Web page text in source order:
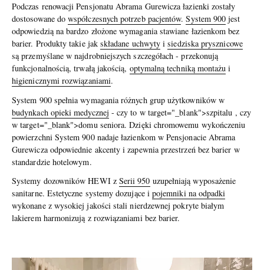
Podczas renowacji Pensjonatu Abrama Gurewicza łazienki zostały
dostosowane dowspółczesnych potrzeb pacjentów.System 900 jest
odpowiedzią na bardzo złożone wymagania stawiane łazienkom bez
barier. Produkty takie jak składane uchwyty isiedziska prysznicowe
są przemyślane w najdrobniejszych szczegółach - przekonują
funkcjonalnością, trwałą jakością, optymalną techniką montażu i
higienicznymi rozwiązaniami.
System 900 spełnia wymagania różnych grup użytkowników w
budynkach opieki medycznej - czy to w target="_blank">szpitalu , czy
w target="_blank">domu seniora. Dzięki chromowemu wykończeniu
powierzchni System 900 nadaje łazienkom w Pensjonacie Abrama
Gurewicza odpowiednie akcenty i zapewnia przestrzeń bez barier w
standardzie hotelowym.
Systemy dozowników HEWI z Serii 950 uzupełniają wyposażenie
sanitarne. Estetyczne systemy dozujące i pojemniki na odpadki
wykonane z wysokiej jakości stali nierdzewnej pokryte białym
lakierem harmonizują z rozwiązaniami bez barier.